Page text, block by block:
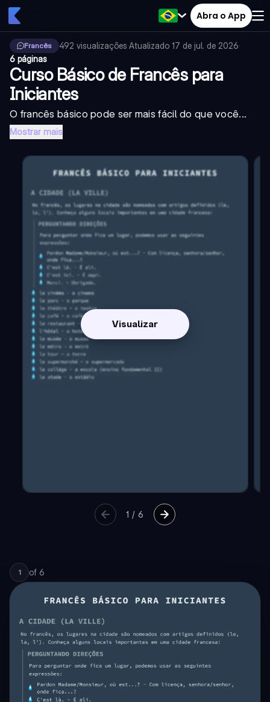
Abra o App
Francês 492 visualizações·Atualizado 17 de jul. de 2026·
6 páginas
Curso Básico de Francês para
Iniciantes
O francês básico pode ser mais fácil do que você...
Mostrar mais
Visualizar
1 /6
1 of 6